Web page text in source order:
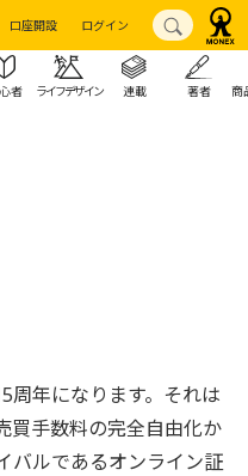
口座開設 ログイン
者 ライフデザイン 連載 著者 商
周年になります。それは
買手数料の完全自由化か
バルであるオンライン証